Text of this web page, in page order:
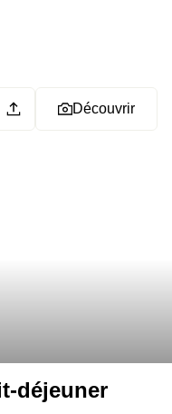
Découvrir
déjeuner